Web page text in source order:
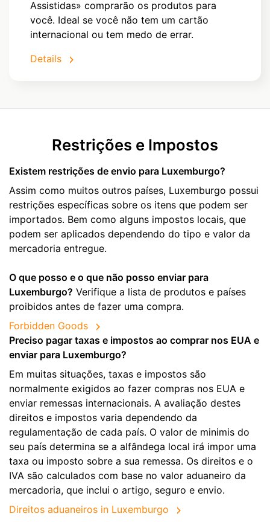
Assistidas» comprarão os produtos para
você. Ideal se você não tem um cartão
internacional ou tem medo de errar.
Details
Restrições e Impostos
Existem restrições de envio para Luxemburgo?
Assim como muitos outros países, Luxemburgo possui
restrições específicas sobre os itens que podem ser
importados. Bem como alguns impostos locais, que
podem ser aplicados dependendo do tipo e valor da
mercadoria entregue.
O que posso e o que não posso enviar para
Luxemburgo? Verifique a lista de produtos e países
proibidos antes de fazer uma compra.
Forbidden Goods
Preciso pagar taxas e impostos ao comprar nos EUA e
enviar para Luxemburgo?
Em muitas situações, taxas e impostos são
normalmente exigidos ao fazer compras nos EUA e
enviar remessas internacionais. A avaliação destes
direitos e impostos varia dependendo da
regulamentação de cada país. O valor de minimis do
seu país determina se a alfândega local irá impor uma
taxa ou imposto sobre a sua remessa. Os direitos e o
IVA são calculados com base no valor aduaneiro da
mercadoria, que inclui o artigo, seguro e envio.
Direitos aduaneiros in Luxemburgo